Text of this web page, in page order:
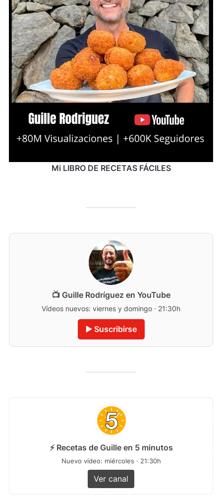
Mi LIBRO DE RECETAS FÁCILES
📺 Guille Rodríguez en YouTube
Vídeos nuevos: viernes y domingo · 21:30h
▶️ Suscribirse
⚡ Recetas de Guille en 5 minutos
Nuevo vídeo: miércoles · 21:30h
Ver canal